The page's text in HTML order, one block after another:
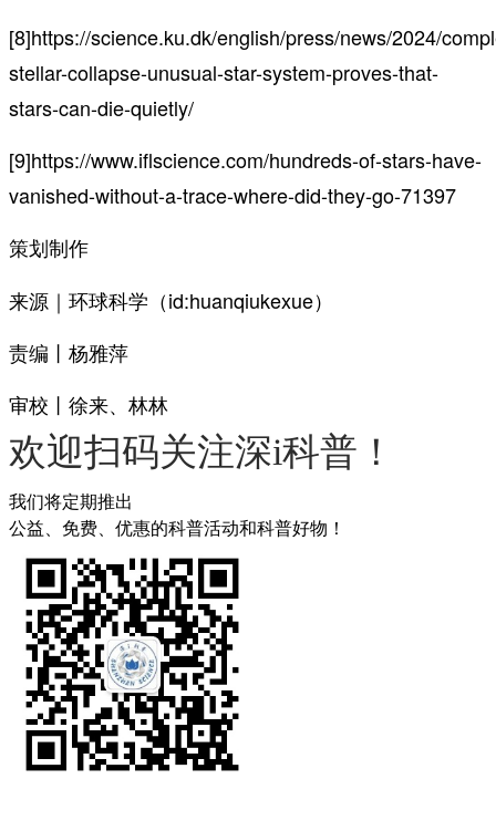
[8]https://science.ku.dk/english/press/news/2024/
stellar-collapse-unusual-star-system-proves-that-
stars-can-die-quietly/
[9]https://www.iflscience.com/hundreds-of-stars-have-
vanished-without-a-trace-where-did-they-go-71397
策划制作
来源｜环球科学（id:huanqiukexue）
责编丨杨雅萍
审校丨徐来、林林
欢迎扫码关注深i科普！
我们将定期推出
公益、免费、优惠的科普活动和科普好物！